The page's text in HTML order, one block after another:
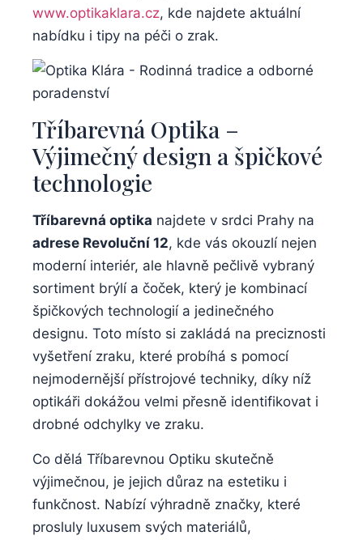
www.optikaklara.cz, kde najdete aktuální
nabídku i tipy na péči o zrak.
Tříbarevná Optika –
Výjimečný design a špičkové
technologie
Tříbarevná optika najdete v srdci Prahy na
adrese Revoluční 12, kde vás okouzlí nejen
moderní interiér, ale hlavně pečlivě vybraný
sortiment brýlí a čoček, který je kombinací
špičkových technologií a jedinečného
designu. Toto místo si zakládá na preciznosti
vyšetření zraku, které probíhá s pomocí
nejmodernější přístrojové techniky, díky níž
optikáři dokážou velmi přesně identifikovat i
drobné odchylky ve zraku.
Co dělá Tříbarevnou Optiku skutečně
výjimečnou, je jejich důraz na estetiku i
funkčnost. Nabízí výhradně značky, které
prosluly luxusem svých materiálů,